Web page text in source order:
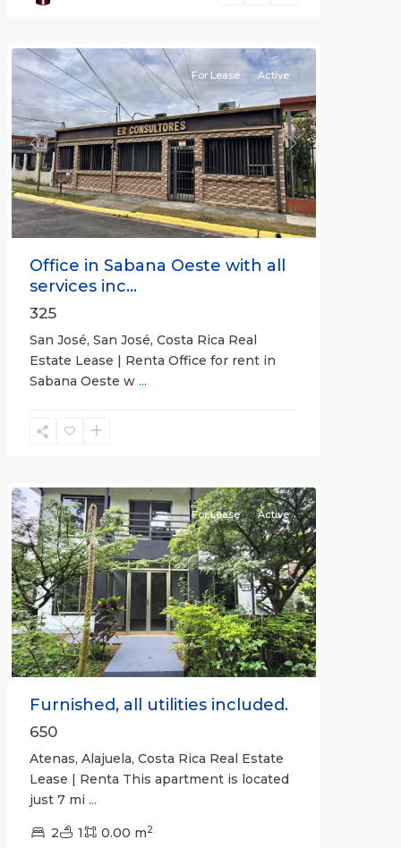
José
Previous Next
For Lease Active
Office in Sabana Oeste with all
services inc...
325
San José, San José, Costa Rica Real
Estate Lease | Renta Office for rent in
Sabana Oeste w ...
Alajuela
Previous Next
For Lease Active
Furnished, all utilities included.
650
Atenas, Alajuela, Costa Rica Real Estate
Lease | Renta This apartment is located
just 7 mi ...
2 1 0.00 m2